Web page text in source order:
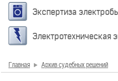
Экспертиза
Электротехническая
Главная Архив судебных решений